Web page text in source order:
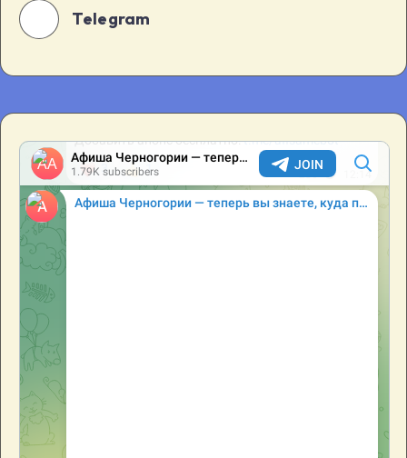
Telegram